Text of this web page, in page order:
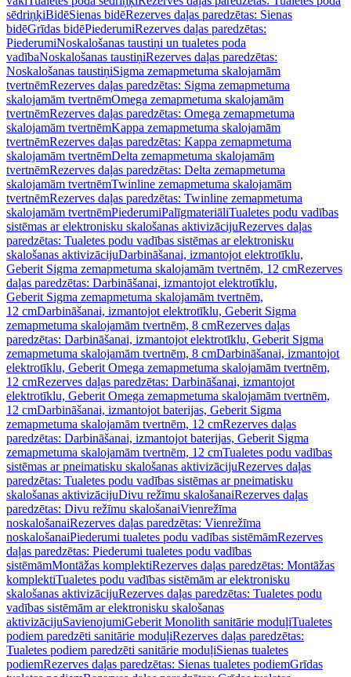
sēdriņķiBidēSienas bidēRezerves daļas paredzētas: Sienas
bidēGrīdas bidēPiederumiRezerves daļas paredzētas:
PiederumiNoskalošanas taustiņi un tualetes poda
vadībaNoskalošanas taustiņiRezerves daļas paredzētas:
Noskalošanas taustiņiSigma zemapmetuma skalojamām
tvertnēmRezerves daļas paredzētas: Sigma zemapmetuma
skalojamām tvertnēmOmega zemapmetuma skalojamām
tvertnēmRezerves daļas paredzētas: Omega zemapmetuma
skalojamām tvertnēmKappa zemapmetuma skalojamām
tvertnēmRezerves daļas paredzētas: Kappa zemapmetuma
skalojamām tvertnēmDelta zemapmetuma skalojamām
tvertnēmRezerves daļas paredzētas: Delta zemapmetuma
skalojamām tvertnēmTwinline zemapmetuma skalojamām
tvertnēmRezerves daļas paredzētas: Twinline zemapmetuma
skalojamām tvertnēmPiederumiPalīgmateriāliTualetes podu vadības
sistēmas ar elektronisku skalošanas aktivizācijuRezerves daļas
paredzētas: Tualetes podu vadības sistēmas ar elektronisku
skalošanas aktivizācijuDarbināšanai, izmantojot elektrotīklu,
Geberit Sigma zemapmetuma skalojamām tvertnēm, 12 cmRezerves
daļas paredzētas: Darbināšanai, izmantojot elektrotīklu,
Geberit Sigma zemapmetuma skalojamām tvertnēm,
12 cmDarbināšanai, izmantojot elektrotīklu, Geberit Sigma
zemapmetuma skalojamām tvertnēm, 8 cmRezerves daļas
paredzētas: Darbināšanai, izmantojot elektrotīklu, Geberit Sigma
zemapmetuma skalojamām tvertnēm, 8 cmDarbināšanai, izmantojot
elektrotīklu, Geberit Omega zemapmetuma skalojamām tvertnēm,
12 cmRezerves daļas paredzētas: Darbināšanai, izmantojot
elektrotīklu, Geberit Omega zemapmetuma skalojamām tvertnēm,
12 cmDarbināšanai, izmantojot baterijas, Geberit Sigma
zemapmetuma skalojamām tvertnēm, 12 cmRezerves daļas
paredzētas: Darbināšanai, izmantojot baterijas, Geberit Sigma
zemapmetuma skalojamām tvertnēm, 12 cmTualetes podu vadības
sistēmas ar pneimatisku skalošanas aktivizācijuRezerves daļas
paredzētas: Tualetes podu vadības sistēmas ar pneimatisku
skalošanas aktivizācijuDivu režīmu skalošanaiRezerves daļas
paredzētas: Divu režīmu skalošanaiVienrežīma
noskalošanaiRezerves daļas paredzētas: Vienrežīma
noskalošanaiPiederumi tualetes podu vadības sistēmāmRezerves
daļas paredzētas: Piederumi tualetes podu vadības
sistēmāmMontāžas komplektiRezerves daļas paredzētas: Montāžas
komplektiTualetes podu vadības sistēmām ar elektronisku
skalošanas aktivizācijuRezerves daļas paredzētas: Tualetes podu
vadības sistēmām ar elektronisku skalošanas
aktivizācijuSavienojumiGeberit Monolith sanitārie moduļiTualetes
podiem paredzēti sanitārie moduļiRezerves daļas paredzētas:
Tualetes podiem paredzēti sanitārie moduļiSienas tualetes
podiemRezerves daļas paredzētas: Sienas tualetes podiemGrīdas